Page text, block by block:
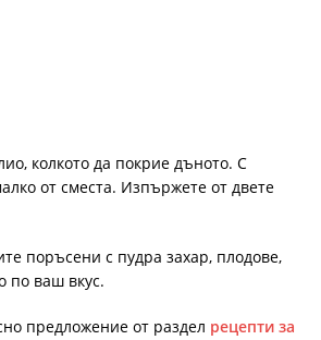
колкото да покрие дъното. С
от сместа. Изпържете от двете
поръсени с пудра захар, плодове,
по ваш вкус.
предложение от раздел рецепти за